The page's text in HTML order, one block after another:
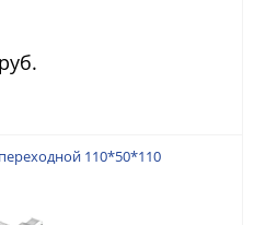
110*50*110